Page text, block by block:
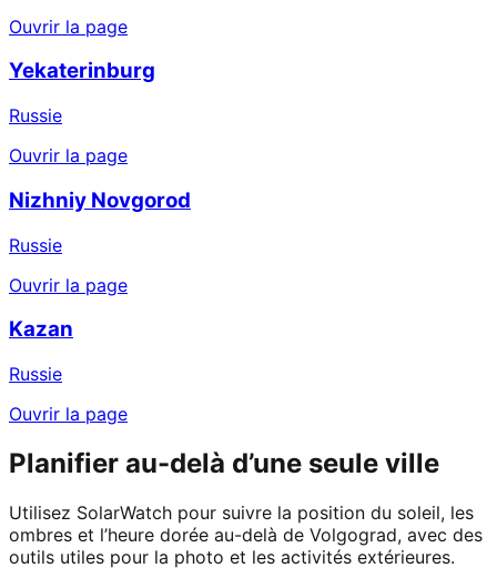
Ouvrir la page
Yekaterinburg
Russie
Ouvrir la page
Nizhniy Novgorod
Russie
Ouvrir la page
Kazan
Russie
Ouvrir la page
Planifier au-delà d’une seule ville
Utilisez SolarWatch pour suivre la position du soleil, les
ombres et l’heure dorée au-delà de Volgograd, avec des
outils utiles pour la photo et les activités extérieures.